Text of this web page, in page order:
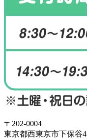
〒202-0004
東京都西東京市下保谷